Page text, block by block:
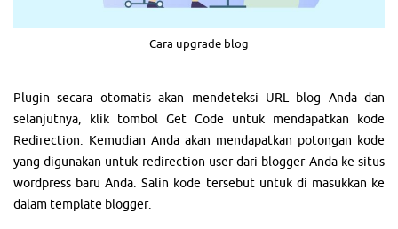
Cara upgrade blog
Plugin secara otomatis akan mendeteksi URL blog Anda dan
selanjutnya, klik tombol Get Code untuk mendapatkan kode
Redirection. Kemudian Anda akan mendapatkan potongan kode
yang digunakan untuk redirection user dari blogger Anda ke situs
wordpress baru Anda. Salin kode tersebut untuk di masukkan ke
dalam template blogger.